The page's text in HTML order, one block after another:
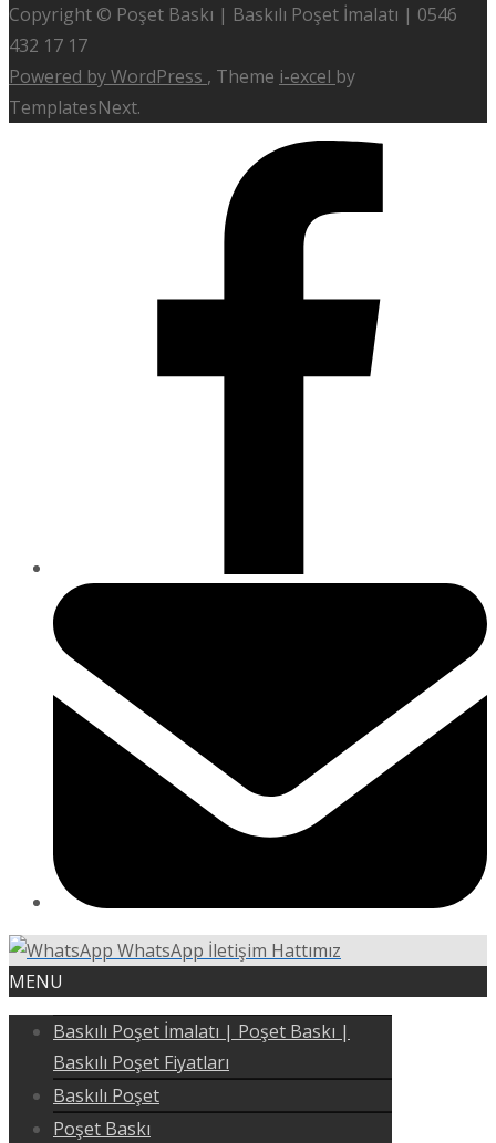
Copyright © Poşet Baskı | Baskılı Poşet İmalatı | 0546
432 17 17
Powered by WordPress , Theme i-excel by
TemplatesNext.
WhatsApp İletişim Hattımız
MENU
Baskılı Poşet İmalatı | Poşet Baskı |
Baskılı Poşet Fiyatları
Baskılı Poşet
Poşet Baskı